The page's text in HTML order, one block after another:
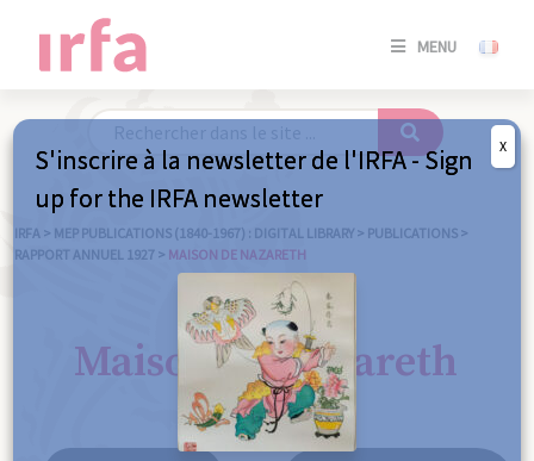
MENU
SE
/
IRFA > MEP PUBLICATIONS (1840-1967) : DIGITAL LIBRARY > PUBLICATIONS >
RAPPORT ANNUEL 1927 > MAISON DE NAZARETH
Maison de Nazareth
S'inscrire à la newsletter de l'IRFA - Sign
up for the IRFA newsletter
X